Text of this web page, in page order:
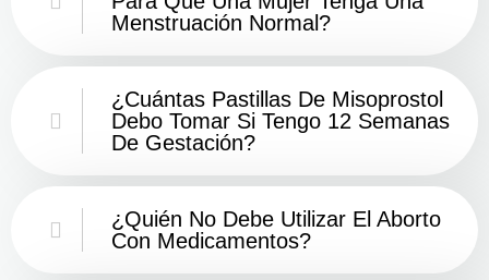
Menstruación Normal?
¿Cuántas Pastillas De Misoprostol
Debo Tomar Si Tengo 12 Semanas
De Gestación?
¿Quién No Debe Utilizar El Aborto
Con Medicamentos?